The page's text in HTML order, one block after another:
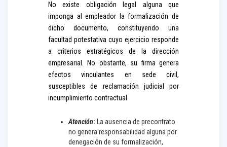
No existe obligación legal alguna que
imponga al empleador la formalización de
dicho documento, constituyendo una
facultad potestativa cuyo ejercicio responde
a criterios estratégicos de la dirección
empresarial. No obstante, su firma genera
efectos vinculantes en sede civil,
susceptibles de reclamación judicial por
incumplimiento contractual.
Atención: La ausencia de precontrato
no genera responsabilidad alguna por
denegación de su formalización,